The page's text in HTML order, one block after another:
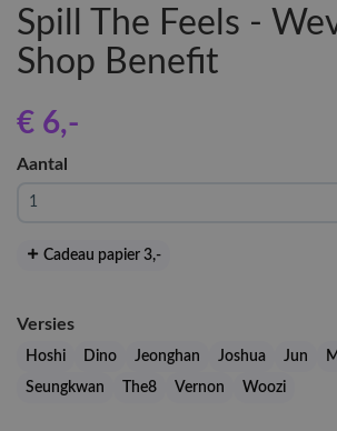
Spill The Feels -
Shop Benefit
€ 6,-
Aantal
Cadeau papier 3,-
Versies
Hoshi Dino Jeonghan Joshua Jun
Seungkwan
The8 Vernon Woozi